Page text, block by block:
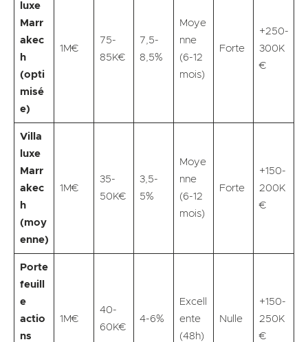
luxe
Marr
akec
h
(opti
misé
e)
1M€
75-
85K€
7,5-
8,5%
Moye
nne
(6-12
mois)
Forte
+250-
300K
€
Villa
luxe
Marr
akec
h
(moy
enne)
1M€
35-
50K€
3,5-
5%
Moye
nne
(6-12
mois)
Forte
+150-
200K
€
Porte
feuill
e
actio
ns
1M€
40-
60K€
4-6%
Excell
ente
(48h)
Nulle
+150-
250K
€